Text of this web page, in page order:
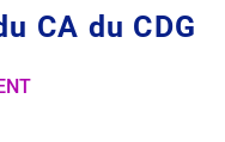
CA du CDG